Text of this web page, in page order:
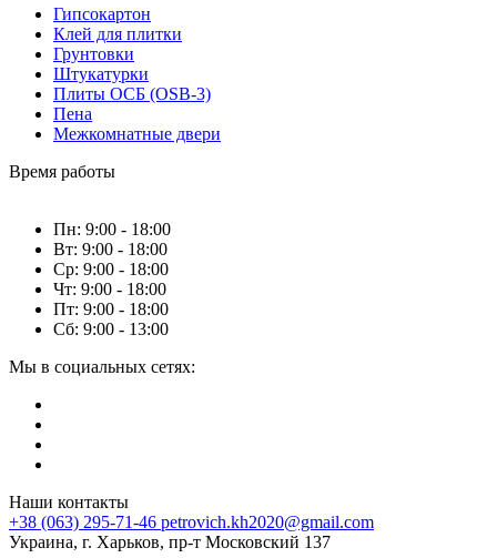
Гипсокартон
Клей для плитки
Грунтовки
Штукатурки
Плиты ОСБ (OSB-3)
Пена
Межкомнатные двери
Время работы
Пн: 9:00 - 18:00
Вт: 9:00 - 18:00
Ср: 9:00 - 18:00
Чт: 9:00 - 18:00
Пт: 9:00 - 18:00
Сб: 9:00 - 13:00
Мы в социальных сетях:
Наши контакты
+38 (063) 295-71-46 petrovich.kh2020@gmail.com
Украина, г. Харьков, пр-т Московский 137